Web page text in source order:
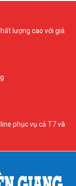
lượng cao với giá
phục vụ cả T7 và